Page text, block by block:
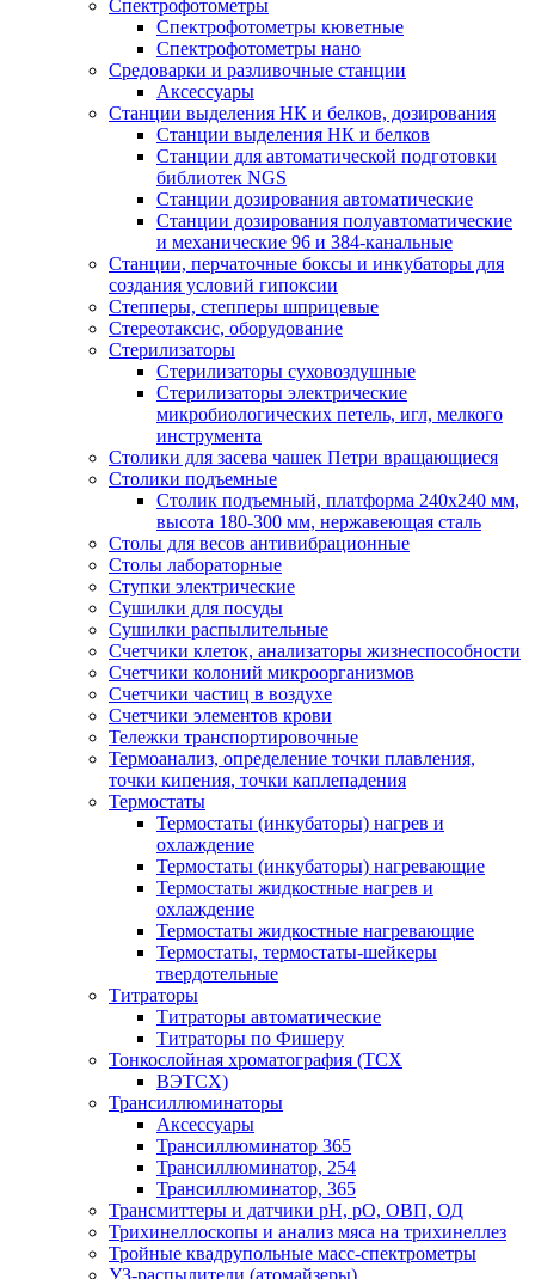
Спектрофотометры
Спектрофотометры кюветные
Спектрофотометры нано
Средоварки и разливочные станции
Аксессуары
Станции выделения НК и белков, дозирования
Станции выделения НК и белков
Станции для автоматической подготовки
библиотек NGS
Станции дозирования автоматические
Станции дозирования полуавтоматические
и механические 96 и 384-канальные
Станции, перчаточные боксы и инкубаторы для
создания условий гипоксии
Степперы, степперы шприцевые
Стереотаксис, оборудование
Стерилизаторы
Стерилизаторы суховоздушные
Стерилизаторы электрические
микробиологических петель, игл, мелкого
инструмента
Столики для засева чашек Петри вращающиеся
Столики подъемные
Столик подъемный, платформа 240х240 мм,
высота 180-300 мм, нержавеющая сталь
Столы для весов антивибрационные
Столы лабораторные
Ступки электрические
Сушилки для посуды
Сушилки распылительные
Счетчики клеток, анализаторы жизнеспособности
Счетчики колоний микроорганизмов
Счетчики частиц в воздухе
Счетчики элементов крови
Тележки транспортировочные
Термоанализ, определение точки плавления,
точки кипения, точки каплепадения
Термостаты
Термостаты (инкубаторы) нагрев и
охлаждение
Термостаты (инкубаторы) нагревающие
Термостаты жидкостные нагрев и
охлаждение
Термостаты жидкостные нагревающие
Термостаты, термостаты-шейкеры
твердотельные
Титраторы
Титраторы автоматические
Титраторы по Фишеру
Тонкослойная хроматография (ТСХ
ВЭТСХ)
Трансиллюминаторы
Аксессуары
Трансиллюминатор 365
Трансиллюминатор, 254
Трансиллюминатор, 365
Трансмиттеры и датчики рН, рО, ОВП, ОД
Трихинеллоскопы и анализ мяса на трихинеллез
Тройные квадрупольные масс-спектрометры
УЗ-распылители (атомайзеры)